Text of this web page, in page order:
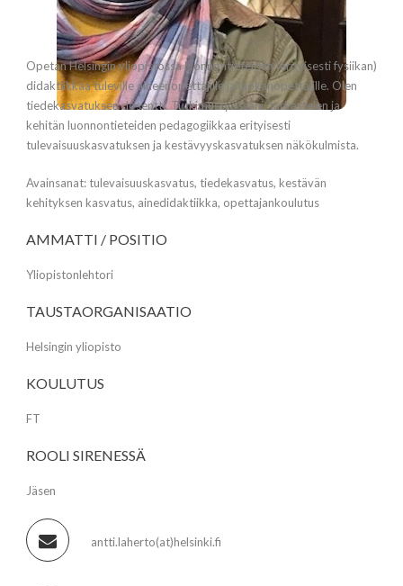
Opetan Helsingin yliopistossa luonnontieteiden (erityisesti fysiikan)
didaktiikkaa tuleville aineenopettajille ja luokanopettajille. Olen
tiedekasvatuksen dosentti. Tutkimustyössäni tarkastelen ja
kehitän luonnontieteiden pedagogiikkaa erityisesti
tulevaisuuskasvatuksen ja kestävyyskasvatuksen näkökulmista.
Avainsanat: tulevaisuuskasvatus, tiedekasvatus, kestävän
kehityksen kasvatus, ainedidaktiikka, opettajankoulutus
AMMATTI / POSITIO
Yliopistonlehtori
TAUSTAORGANISAATIO
Helsingin yliopisto
KOULUTUS
FT
ROOLI SIRENESSÄ
Jäsen
antti.laherto(at)helsinki.fi